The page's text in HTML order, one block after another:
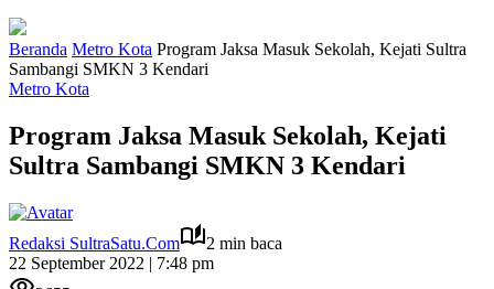
Beranda Metro Kota Program Jaksa Masuk Sekolah, Kejati Sultra
Sambangi SMKN 3 Kendari
Metro Kota
Program Jaksa Masuk Sekolah, Kejati
Sultra Sambangi SMKN 3 Kendari
Redaksi SultraSatu.Com
2 min baca
22 September 2022 | 7:48 pm